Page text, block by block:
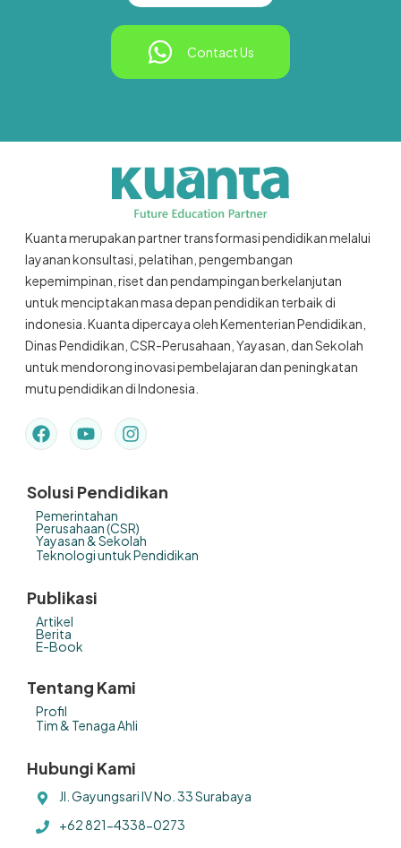
Contact Us
Kuanta merupakan partner transformasi pendidikan melalui
layanan konsultasi, pelatihan, pengembangan
kepemimpinan, riset dan pendampingan berkelanjutan
untuk menciptakan masa depan pendidikan terbaik di
indonesia. Kuanta dipercaya oleh Kementerian Pendidikan,
Dinas Pendidikan, CSR-Perusahaan, Yayasan, dan Sekolah
untuk mendorong inovasi pembelajaran dan peningkatan
mutu pendidikan di Indonesia.
Solusi Pendidikan
Pemerintahan
Perusahaan (CSR)
Yayasan & Sekolah
Teknologi untuk Pendidikan
Publikasi
Artikel
Berita
E-Book
Tentang Kami
Profil
Tim & Tenaga Ahli
Hubungi Kami
Jl. Gayungsari IV No. 33 Surabaya
+62 821-4338-0273